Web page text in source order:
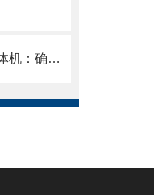
承诺达标合格证检测打印一体机：确保上市农产品符合质量安全要求